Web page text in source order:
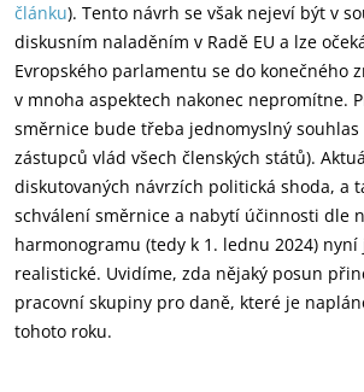
článku). Tento návrh se však nejeví být v
diskusním naladěním v Radě EU a lze
Evropského parlamentu se do konečného
v mnoha aspektech nakonec nepromítne.
směrnice bude třeba jednomyslný souhlas
zástupců vlád všech členských států).
diskutovaných návrzích politická shoda, a
schválení směrnice a nabytí účinnosti dle
harmonogramu (tedy k 1. lednu 2024)
realistické. Uvidíme, zda nějaký posun
pracovní skupiny pro daně, které je
tohoto roku.